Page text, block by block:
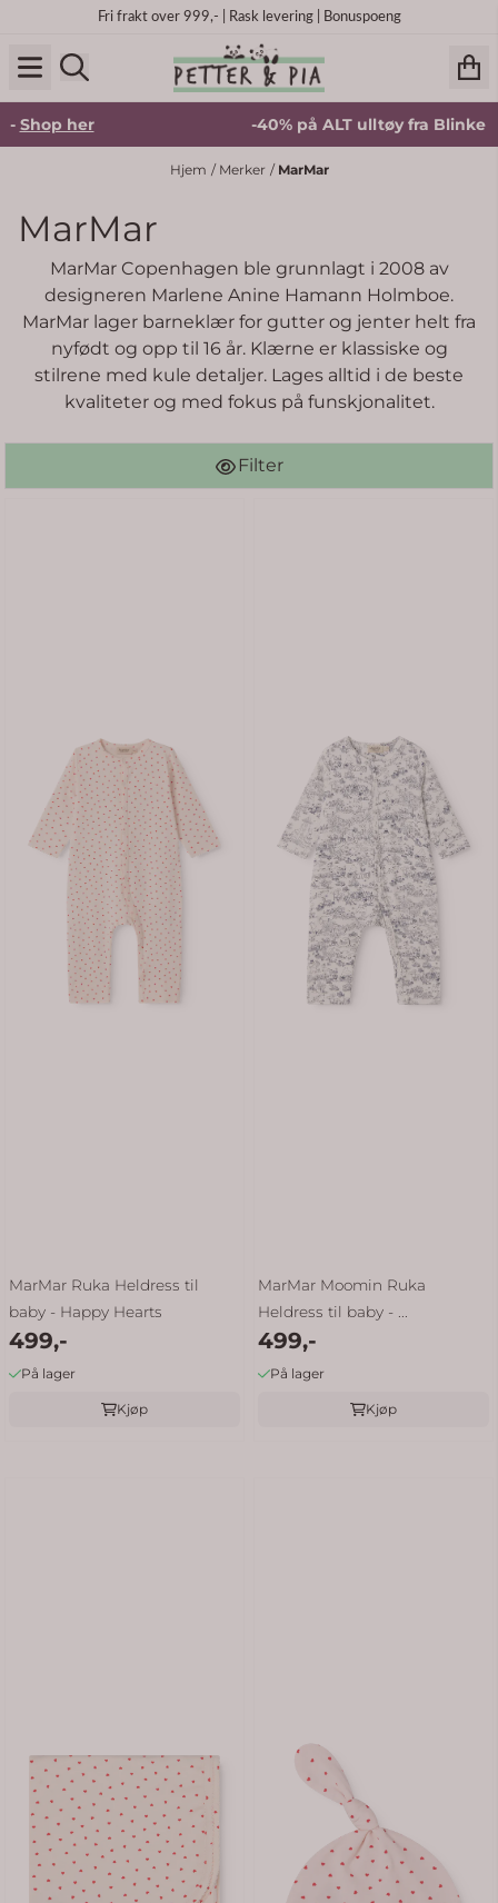
Hopp til innholdFri frakt over 999,- | Rask levering | Bonuspoeng
-40% på ALT ulltøy fra Blinke -Shop
Hjem / Merker / MarMar
MarMar
MarMar Copenhagen ble grunnlagt i 2008 av
designeren Marlene Anine Hamann Holmboe.
MarMar lager barneklær for gutter og jenter helt fra
nyfødt og opp til 16 år. Klærne er klassiske og
stilrene med kule detaljer. Lages alltid i de beste
kvaliteter og med fokus på funskjonalitet.
Filter
MarMar Ruka Heldress til
baby - Happy Hearts
499,-
På lager
Kjøp
MarMar Moomin Ruka
Heldress til baby - ...
499,-
På lager
Kjøp